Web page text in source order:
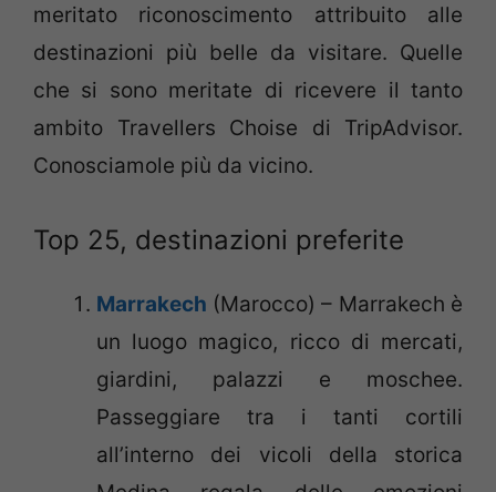
meritato riconoscimento attribuito alle
destinazioni più belle da visitare. Quelle
che si sono meritate di ricevere il tanto
ambito Travellers Choise di TripAdvisor.
Conosciamole più da vicino.
Top 25, destinazioni preferite
Marrakech (Marocco) – Marrakech è
un luogo magico, ricco di mercati,
giardini, palazzi e moschee.
Passeggiare tra i tanti cortili
all’interno dei vicoli della storica